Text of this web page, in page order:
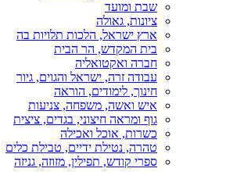
שבת ומועד
ציונות, גאולה
ארץ ישראל, הלכות תלויות בה
בית המקדש, הר הבית
חברה ואקטואליה
עבודה זרה, ישראל והגוים, גיור
חינוך, לימודים, הוראה
איש ואשה, משפחה, צניעות
גוף ומראה חיצוני, בגדים, ציצית
כשרות, אוכל ואכילה
טהרה, נטילת ידיים, טבילת כלים
ספרי קודש, תפילין, מזוזה, גניזה